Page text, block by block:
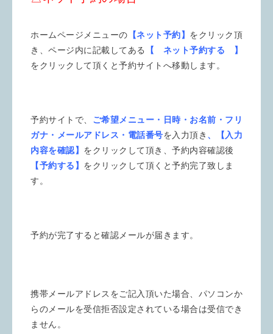
ホームページメニューの 【ネット予約】 をクリック頂
き、ページ内に記載してある
【 ネット予約する 】
をクリックして頂くと予約サイトへ移動します。
予約サイトで、 ご希望メニュー・日時・お名前・フリ
ガナ・メールアドレス・電話番号を入力頂き 、【入力
内容を確認】 をクリックして頂き、予約内容確認後
【予約する】 をクリックして頂くと予約完了致しま
す。
予約が完了すると確認メールが届きます。
携帯メールアドレスをご記入頂いた場合、パソコンか
らのメールを受信拒否設定されている場合は受信でき
ません。